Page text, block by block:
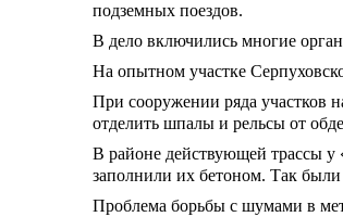
подземных поездов.
В дело включились многие
На опытном участке
При сооружении ряда участков
отделить шпалы и рельсы от
В районе действующей трассы у
заполнили их бетоном. Так
Проблема борьбы с шумами в